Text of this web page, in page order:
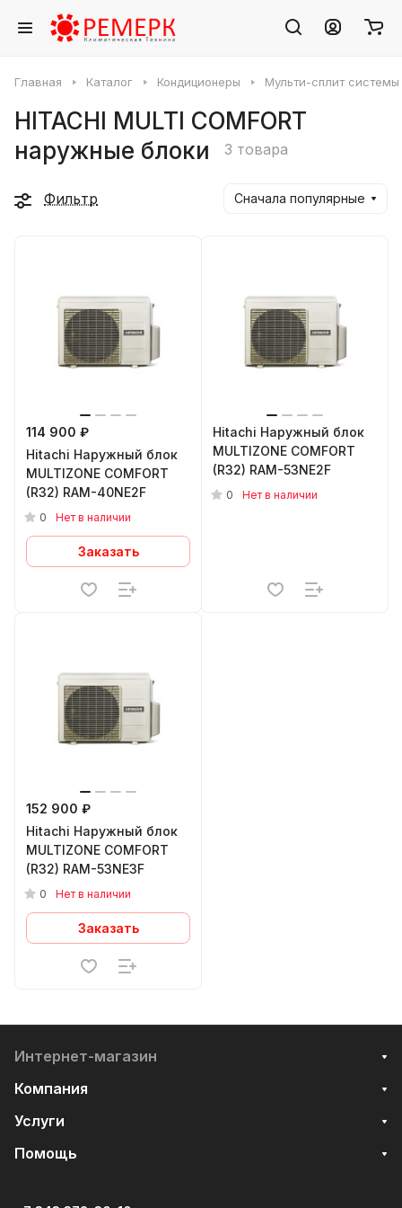
Главная Каталог Кондиционеры Мульти-сплит системы
HITACHI MULTI COMFORT
наружные блоки
3 товара
Фильтр Сначала популярные
114 900 ₽
Hitachi Наружный блок
MULTIZONE COMFORT
(R32) RAM-40NE2F
0 Нет в наличии
Заказать
Hitachi Наружный блок
MULTIZONE COMFORT
(R32) RAM-53NE2F
0 Нет в наличии
152 900 ₽
Hitachi Наружный блок
MULTIZONE COMFORT
(R32) RAM-53NE3F
0 Нет в наличии
Заказать
Интернет-магазин
Компания
Услуги
Помощь